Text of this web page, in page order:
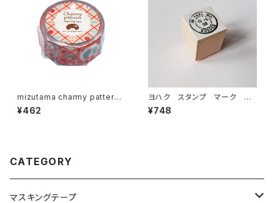
mizutama charmy pattern
マスキングテープ ショートケー
キパターン
¥462
ヨハク スタンプ マーク 木
製はんこ S-046
¥748
CATEGORY
マスキングテープ